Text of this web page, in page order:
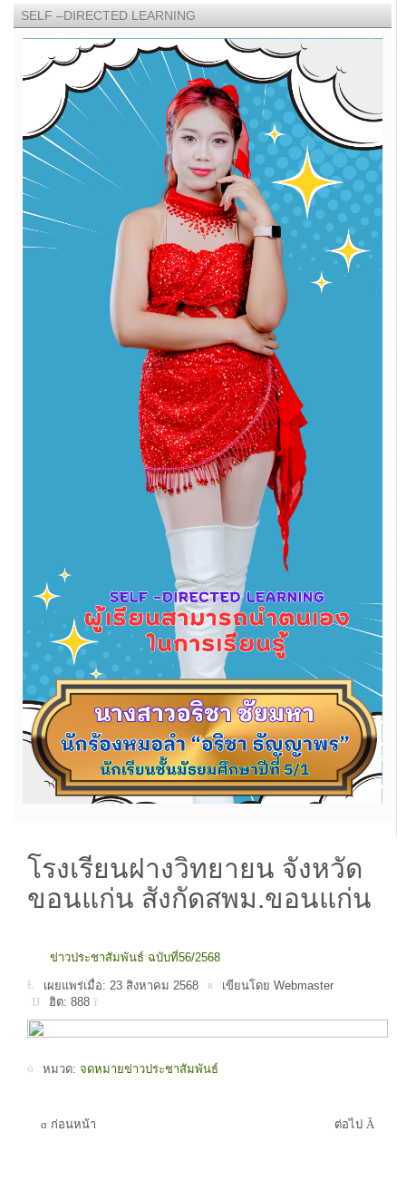
SELF –DIRECTED LEARNING
โรงเรียนฝางวิทยายน จังหวัด
ขอนแก่น สังกัดสพม.ขอนแก่น
ข่าวประชาสัมพันธ์ ฉบับที่56/2568
เผยแพร่เมื่อ: 23 สิงหาคม 2568
เขียนโดย Webmaster
ฮิต: 888
หมวด: จดหมายข่าวประชาสัมพันธ์
ก่อนหน้า ต่อไป